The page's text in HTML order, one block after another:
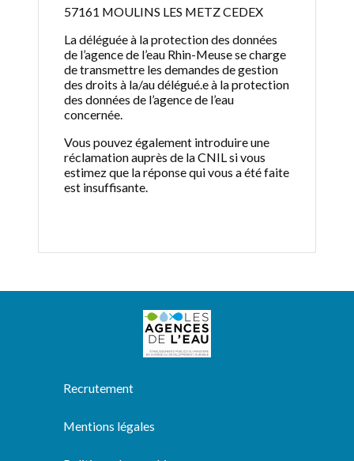
57161 MOULINS LES METZ CEDEX
La déléguée à la protection des données
de l’agence de l’eau Rhin-Meuse se charge
de transmettre les demandes de gestion
des droits à la/au délégué.e à la protection
des données de l’agence de l’eau
concernée.
Vous pouvez également introduire une
réclamation auprès de la CNIL si vous
estimez que la réponse qui vous a été faite
est insuffisante.
Recrutement
Mentions légales